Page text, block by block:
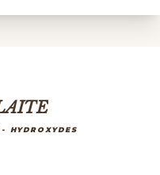
HYDROXYDES